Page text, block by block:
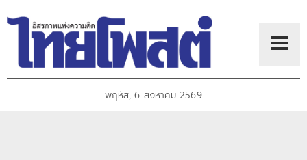
พฤหัส, 6 สิงหาคม 2569